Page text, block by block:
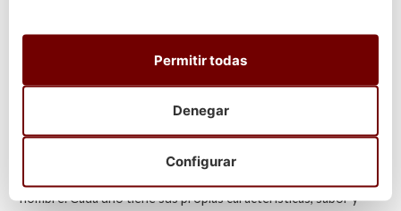
Diferencias entre gamba, gambón
y langostino
nombre. Cada uno tiene sus propias características, sabor y
Configurar
Denegar
Permitir todas